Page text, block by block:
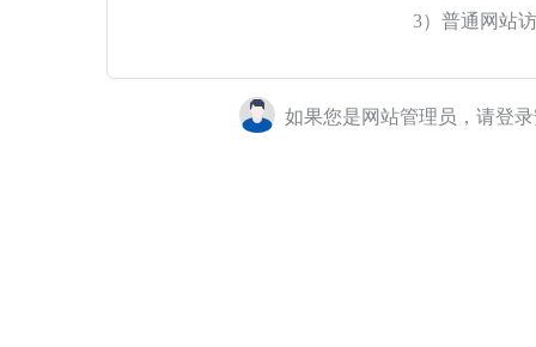
3）普通网站
如果您是网站管理员，请登